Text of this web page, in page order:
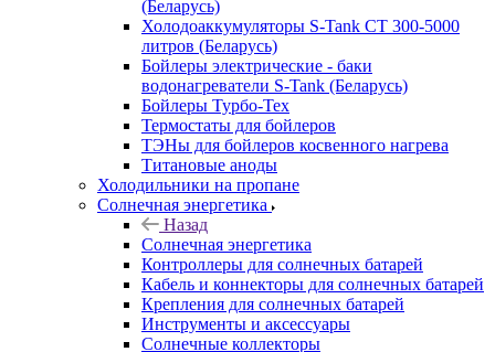
(Беларусь)
Холодоаккумуляторы S-Tank СТ 300-5000
литров (Беларусь)
Бойлеры электрические - баки
водонагреватели S-Tank (Беларусь)
Бойлеры Турбо-Тех
Термостаты для бойлеров
ТЭНы для бойлеров косвенного нагрева
Титановые аноды
Холодильники на пропане
Солнечная энергетика
Назад
Солнечная энергетика
Контроллеры для солнечных батарей
Кабель и коннекторы для солнечных батарей
Крепления для солнечных батарей
Инструменты и аксессуары
Солнечные коллекторы